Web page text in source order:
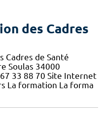
des Cadres
Cadres de Santé
Soulas 34000
33 88 70 Site Internet
La formation La forma